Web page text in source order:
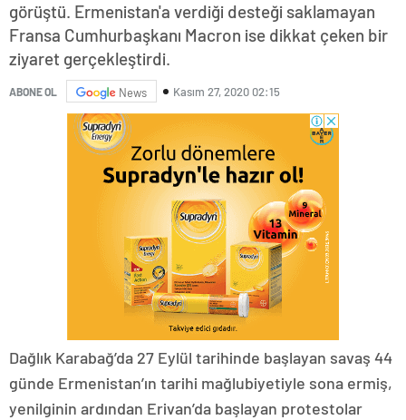
görüştü. Ermenistan'a verdiği desteği saklamayan
Fransa Cumhurbaşkanı Macron ise dikkat çeken bir
ziyaret gerçekleştirdi.
ABONE OL News Kasım 27, 2020 02:15
Dağlık Karabağ’da 27 Eylül tarihinde başlayan savaş 44
günde Ermenistan’ın tarihi mağlubiyetiyle sona ermiş,
yenilginin ardından Erivan’da başlayan protestolar